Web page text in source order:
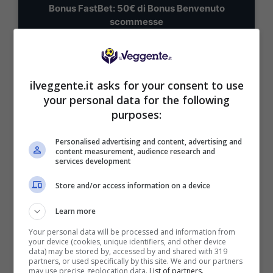
Bonus FastBet: 50€ di Bonus Benvenuto
scommesse
ricevi il 50% gratis sul primo deposito fino a 50€
50€ di Bonus reale
VERIFICA
Mostra Informazioni
GRATIS le notifiche con altri pronostici su
MARCATORI, TIRI E AMMONITI:
Le proposte MULTIGOL
Costa d’Avorio-Norvegia MULTIGOL 1-2
ilveggente.it asks for your consent to use
your personal data for the following
purposes:
Personalised advertising and content, advertising and
content measurement, audience research and
services development
Store and/or access information on a device
Learn more
Your personal data will be processed and information from
your device (cookies, unique identifiers, and other device
data) may be stored by, accessed by and shared with 319
partners, or used specifically by this site. We and our partners
may use precise geolocation data. List of partners.